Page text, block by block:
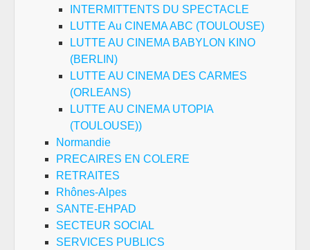
INTERMITTENTS DU SPECTACLE
LUTTE Au CINEMA ABC (TOULOUSE)
LUTTE AU CINEMA BABYLON KINO
(BERLIN)
LUTTE AU CINEMA DES CARMES
(ORLEANS)
LUTTE AU CINEMA UTOPIA
(TOULOUSE))
Normandie
PRECAIRES EN COLERE
RETRAITES
Rhônes-Alpes
SANTE-EHPAD
SECTEUR SOCIAL
SERVICES PUBLICS